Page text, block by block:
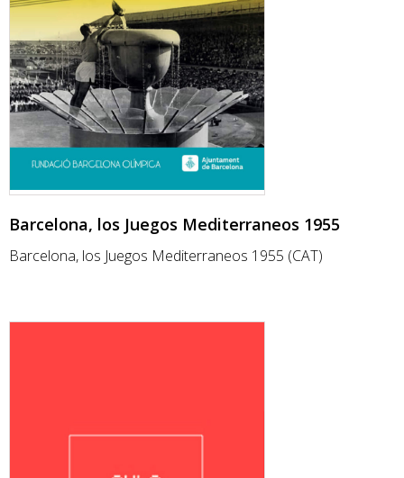
Barcelona, los Juegos Mediterraneos 1955
Barcelona, los Juegos Mediterraneos 1955 (CAT)